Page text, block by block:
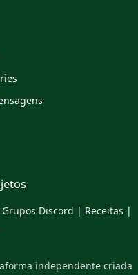
Grupos Discord | Receitas |
independente criada